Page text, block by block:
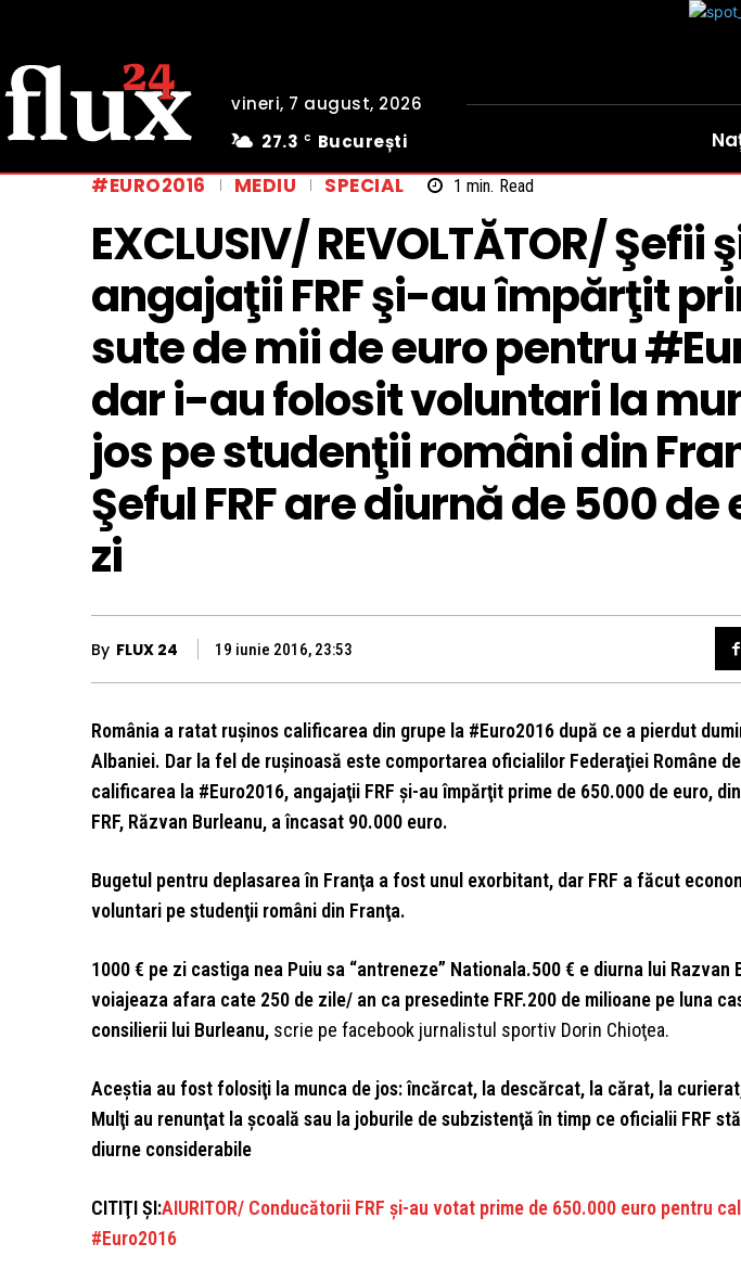
vineri, 7 august, 2026
27.3 C București
#EURO2016 MEDIU SPECIAL 1 min. Read
EXCLUSIV/ REVOLTĂTOR/ Şefii
angajaţii FRF şi-au împărţit
sute de mii de euro pentru
dar i-au folosit voluntari la
jos pe studenţii români din
Şeful FRF are diurnă de 500 de
zi
By FLUX 24 19 iunie 2016, 23:53
România a ratat ruşinos calificarea din grupe la #Euro2016 după ce a pierdut
Albaniei. Dar la fel de ruşinoasă este comportarea oficialilor Federaţiei Române
calificarea la #Euro2016, angajaţii FRF şi-au împărţit prime de 650.000 de euro,
FRF, Răzvan Burleanu, a încasat 90.000 euro.
Bugetul pentru deplasarea în Franţa a fost unul exorbitant, dar FRF a făcut
voluntari pe studenţii români din Franţa.
1000 € pe zi castiga nea Puiu sa “antreneze” Nationala.500 € e diurna lui Razvan
voiajeaza afara cate 250 de zile/ an ca presedinte FRF.200 de milioane pe luna
consilierii lui Burleanu, scrie pe facebook jurnalistul sportiv Dorin Chioţea.
Aceştia au fost folosiţi la munca de jos: încărcat, la descărcat, la cărat, la
Mulţi au renunţat la şcoală sau la joburile de subzistenţă în timp ce oficialii FRF
diurne considerabile
CITIŢI ŞI:AIURITOR/ Conducătorii FRF şi-au votat prime de 650.000 euro pentru
#Euro2016